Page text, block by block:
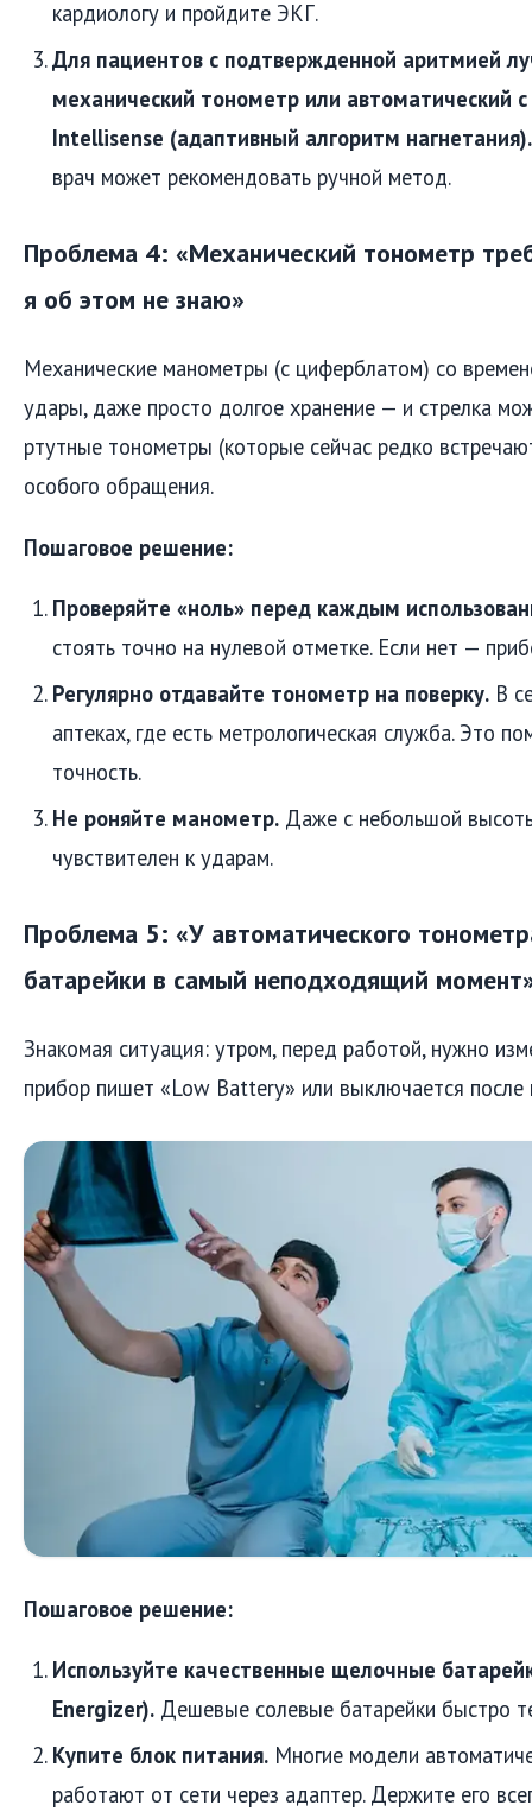
кардиологу и пройдите ЭКГ.
Для пациентов с подтвержденной аритмией
механический тонометр или автоматический
Intellisense (адаптивный алгоритм нагнетания).
врач может рекомендовать ручной метод.
Проблема 4: «Механический тонометр
я об этом не знаю»
Механические манометры (с циферблатом) со
удары, даже просто долгое хранение — и стрелка
ртутные тонометры (которые сейчас редко
особого обращения.
Пошаговое решение:
Проверяйте «ноль» перед каждым
стоять точно на нулевой отметке. Если нет —
Регулярно отдавайте тонометр на поверку. В
аптеках, где есть метрологическая служба. Это
точность.
Не роняйте манометр. Даже с небольшой
чувствителен к ударам.
Проблема 5: «У автоматического
батарейки в самый неподходящий
Знакомая ситуация: утром, перед работой, нужно
прибор пишет «Low Battery» или выключается после
Пошаговое решение:
Используйте качественные щелочные
Energizer). Дешевые солевые батарейки быстро
Купите блок питания. Многие модели
работают от сети через адаптер. Держите его